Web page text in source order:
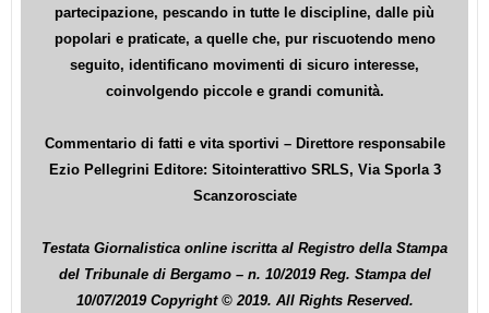
partecipazione, pescando in tutte le discipline, dalle più
popolari e praticate, a quelle che, pur riscuotendo meno
seguito, identificano movimenti di sicuro interesse,
coinvolgendo piccole e grandi comunità.
Commentario di fatti e vita sportivi – Direttore responsabile
Ezio Pellegrini Editore: Sitointerattivo SRLS, Via Sporla 3
Scanzorosciate
Testata Giornalistica online iscritta al Registro della Stampa
del Tribunale di Bergamo – n. 10/2019 Reg. Stampa del
10/07/2019 Copyright © 2019. All Rights Reserved.